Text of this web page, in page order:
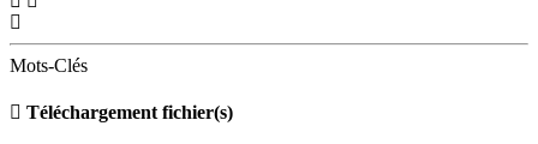
for
Mots-Clés
Téléchargement fichier(s)